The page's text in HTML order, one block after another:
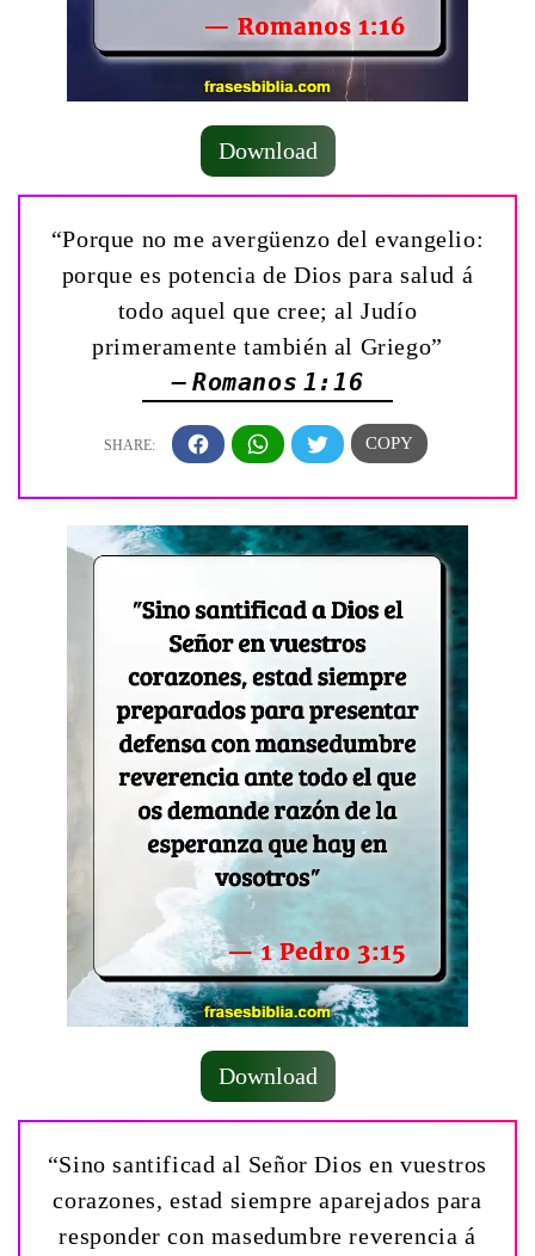
Download
“Porque no me avergüenzo del evangelio:
porque es potencia de Dios para salud á
todo aquel que cree; al Judío
primeramente también al Griego”
— Romanos 1:16
Download
“Sino santificad al Señor Dios en vuestros
corazones, estad siempre aparejados para
responder con masedumbre reverencia á